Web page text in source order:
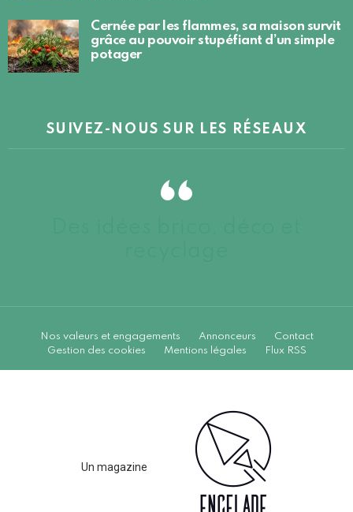
Cernée par les flammes, sa maison survit
grâce au pouvoir stupéfiant d’un simple
potager
SUIVEZ-NOUS SUR LES RÉSEAUX
Nos valeurs et engagements Annonceurs
Contact
Gestion des cookies
Mentions légales Flux RSS
Un magazine